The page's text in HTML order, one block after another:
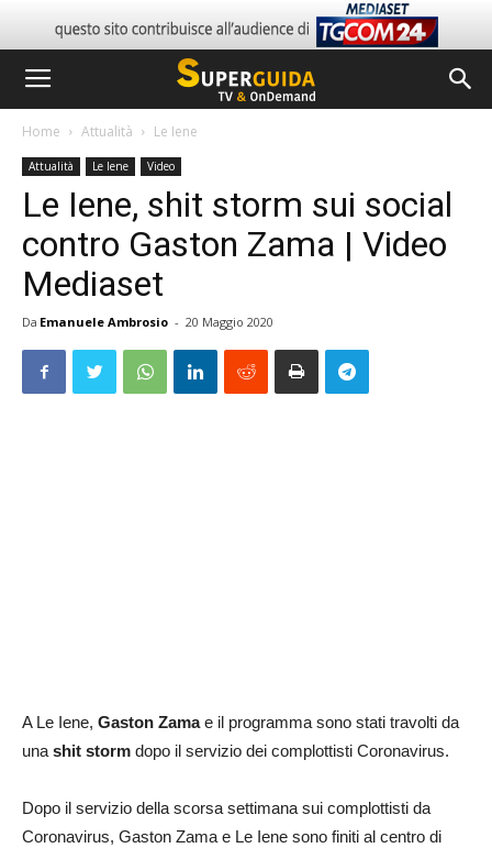
Home Attualità Le Iene
Attualità Le Iene Video
Le Iene, shit storm sui social
contro Gaston Zama | Video
Mediaset
Da Emanuele Ambrosio - 20 Maggio 2020
A Le Iene, Gaston Zamae il programma sono stati travolti da
unashit storm dopo il servizio dei complottisti Coronavirus.
Dopo il servizio della scorsa settimana sui complottisti da
Coronavirus, Gaston Zama e Le Iene sono finiti al centro di